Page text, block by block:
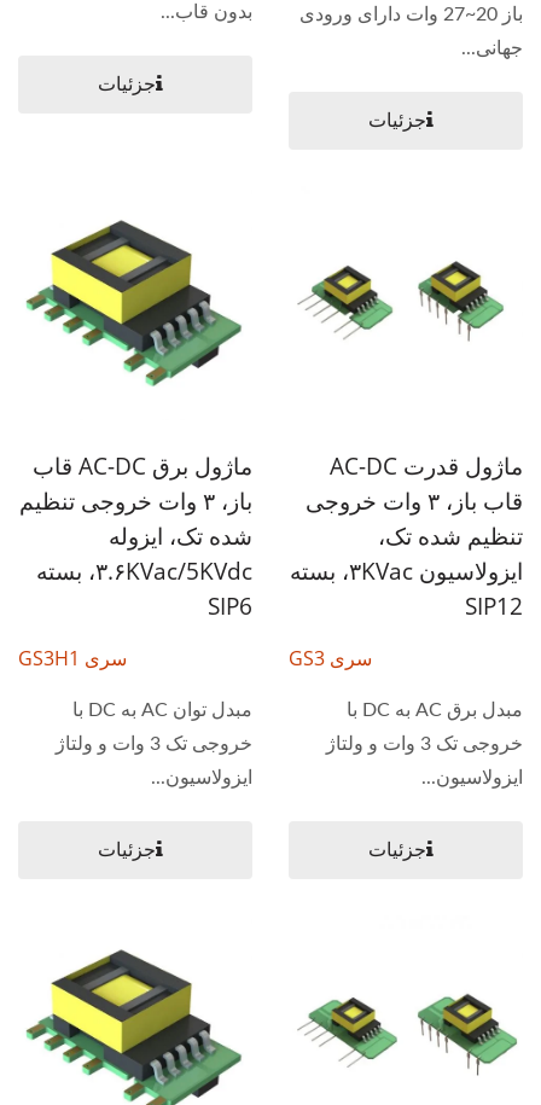
باز 20~27 وات دارای ورودی
جهانی...
جزئیات
بدون قاب...
جزئیات
ماژول قدرت AC-DC
قاب باز، ۳ وات خروجی
تنظیم شده تک،
ایزولاسیون ۳KVac، بسته
SIP12
سری GS3
مبدل برق AC به DC با
خروجی تک 3 وات و ولتاژ
ایزولاسیون...
جزئیات
ماژول برق AC-DC قاب
باز، ۳ وات خروجی تنظیم
شده تک، ایزوله
۳.۶KVac/5KVdc، بسته
SIP6
سری GS3H1
مبدل توان AC به DC با
خروجی تک 3 وات و ولتاژ
ایزولاسیون...
جزئیات